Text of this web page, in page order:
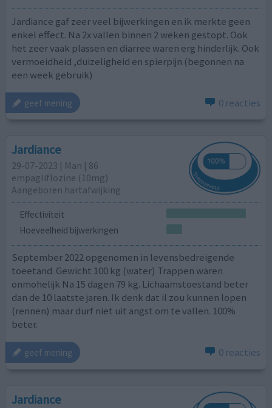
Jardiance gaf zeer veel bijwerkingen en ik merkte geen
enkel effect. Na 2x vallen binnen 2 weken gestopt. Ook
het zeer vaak plassen en diarree waren erg hinderlijk. Ook
vermoeidheid ,duizeligheid en spierpijn (begonnen na
een week gebruik)
geef mening 0 reacties
Jardiance
29-07-2023 | Man | 86
empagliflozine (10mg)
Aangeboren hartafwijking
Effectiviteit
Hoeveelheid bijwerkingen
September 2022 opgenomen in levensbedreigende
toeetand. Gewicht 100 kg (water) Trappen waren
onmohelijk Na 15 dagen 79 kg. Lichaamstoestand beter
dan de 10 laatste jaren. Ik denk dat il zou kunnen lopen
(rennen) maar durf niet uit angst om te vallen. 100%
beter.
geef mening 0 reacties
Jardiance